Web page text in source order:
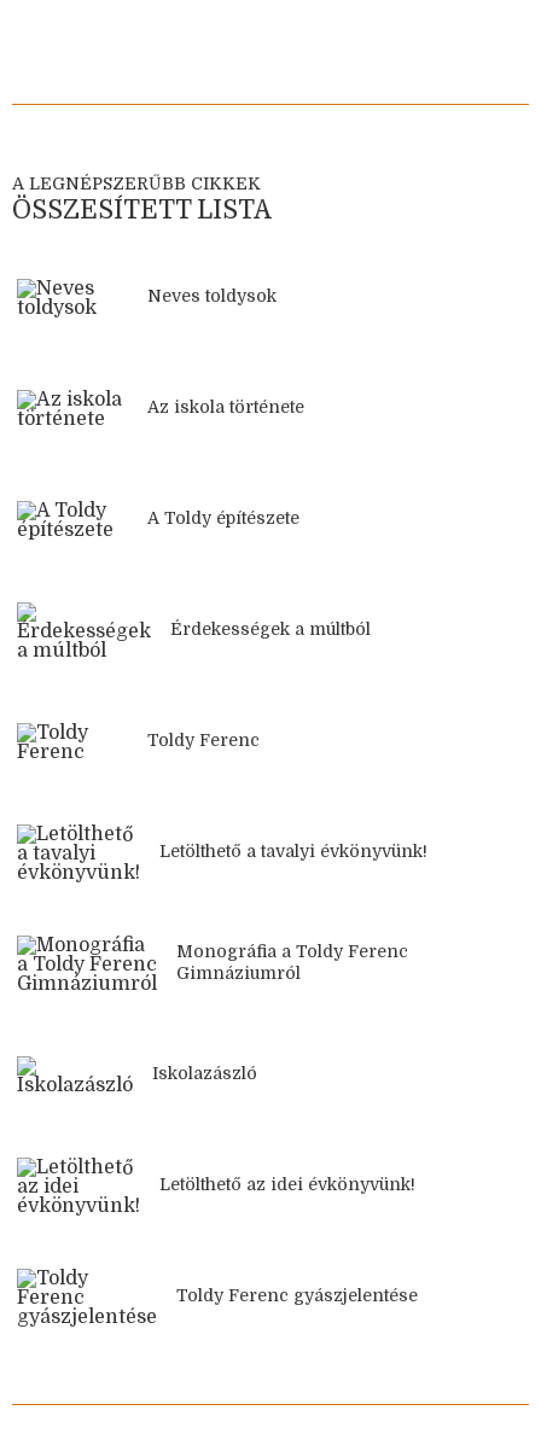
A LEGNÉPSZERŰBB CIKKEK
ÖSSZESÍTETT LISTA
Neves toldysok
Az iskola története
A Toldy építészete
Érdekességek a múltból
Toldy Ferenc
Letölthető a tavalyi évkönyvünk!
Monográfia a Toldy Ferenc
Gimnáziumról
Iskolazászló
Letölthető az idei évkönyvünk!
Toldy Ferenc gyászjelentése